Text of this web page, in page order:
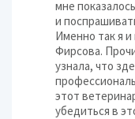
мне
и
Именно так я
Фирсова.
узнала, что
этот
убедиться в